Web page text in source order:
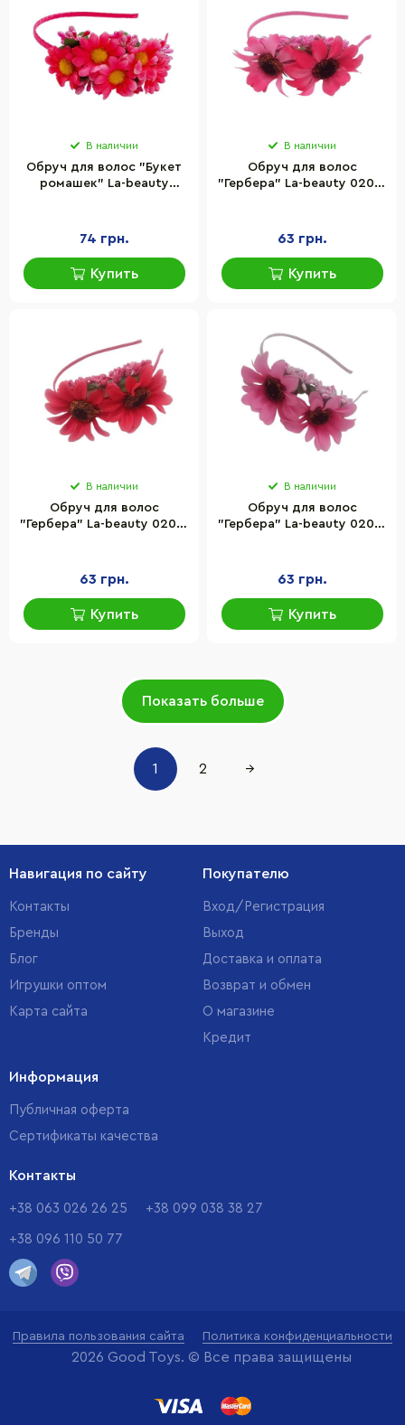
В наличии
Обруч для волос "Букет
ромашек" La-beauty
74 грн.
Купить
В наличии
Обруч для волос
"Гербера" La-beauty 0206-
63 грн.
Купить
В наличии
Обруч для волос
"Гербера" La-beauty 0206-
63 грн.
Купить
В наличии
Обруч для волос
"Гербера" La-beauty 0206-
63 грн.
Купить
Показать больше
1 2 →
Навигация по сайту
Контакты
Бренды
Блог
Игрушки оптом
Карта сайта
Покупателю
Вход/Регистрация
Выход
Доставка и оплата
Возврат и обмен
О магазине
Кредит
Информация
Публичная оферта
Сертификаты качества
Контакты
+38 063 026 26 25 +38 099 038 38 27
+38 096 110 50 77
Правила пользования сайта Политика конфиденциальности
2026 Good Toys. © Все права защищены